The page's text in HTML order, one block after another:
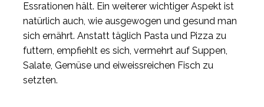
Essrationen hält. Ein weiterer wichtiger Aspekt ist
natürlich auch, wie ausgewogen und gesund man
sich ernährt. Anstatt täglich Pasta und Pizza zu
futtern, empfiehlt es sich, vermehrt auf Suppen,
Salate, Gemüse und eiweissreichen Fisch zu
setzten.